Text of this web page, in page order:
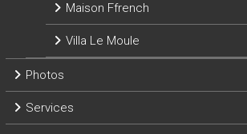
Maison Ffrench
Villa Le Moule
Photos
Services